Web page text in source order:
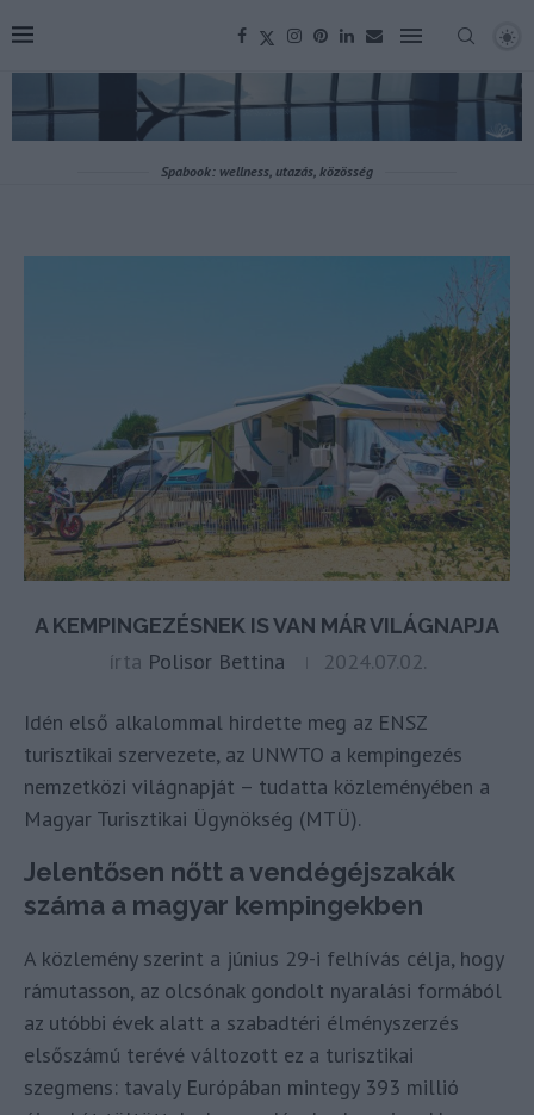
Spabook: wellness, utazás, közösség
A KEMPINGEZÉSNEK IS VAN MÁR VILÁGNAPJA
írta Polisor Bettina 2024.07.02.
Idén első alkalommal hirdette meg az ENSZ
turisztikai szervezete, az UNWTO a kempingezés
nemzetközi világnapját – tudatta közleményében a
Magyar Turisztikai Ügynökség (MTÜ).
Jelentősen nőtt a vendégéjszakák
száma a magyar kempingekben
A közlemény szerint a június 29-i felhívás célja, hogy
rámutasson, az olcsónak gondolt nyaralási formából
az utóbbi évek alatt a szabadtéri élményszerzés
elsőszámú terévé változott ez a turisztikai
szegmens: tavaly Európában mintegy 393 millió